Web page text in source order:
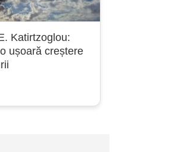
Katirtzoglou:
ușoară creștere